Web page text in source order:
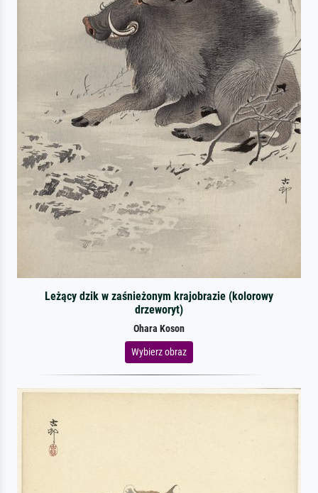
Leżący dzik w zaśnieżonym krajobrazie (kolorowy
drzeworyt)
Ohara Koson
Wybierz obraz